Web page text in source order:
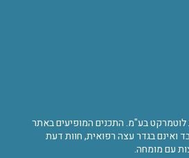
לוטמרקט בע"מ. התכנים המופיעים באתר
ואינם בגדר עצה רפואית, חוות דעת
עם מומחה.